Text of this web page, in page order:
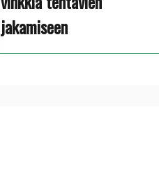
jakamiseen